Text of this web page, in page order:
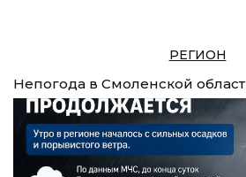
РЕГИОН
Непогода в Смоленской